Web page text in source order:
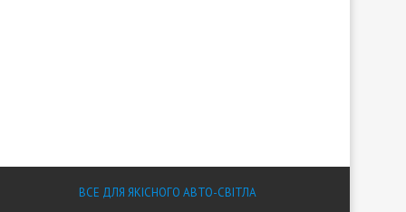
ВСЕ ДЛЯ ЯКІСНОГО АВТО-СВІТЛА